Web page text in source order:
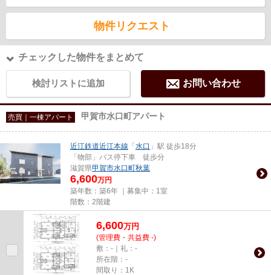
物件リクエスト
チェックした物件をまとめて
検討リストに追加 お問い合わせ
売買｜一棟アパート 甲賀市水口町アパート
近江鉄道近江本線 「 水口 」駅 徒歩18分
「物部」バス停下車 徒歩分
滋賀県甲賀市水口町秋葉
6,600万円
築年数：築6年 ｜募集中： 1室
階数：2階建
6,600万円
(管理費・共益費 -)
敷：-｜礼：-
所在階：-
間取り：1K